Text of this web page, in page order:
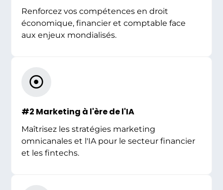
Renforcez vos compétences en droit
économique, financier et comptable face
aux enjeux mondialisés.
#2 Marketing à l'ère de l'IA
Maîtrisez les stratégies marketing
omnicanales et l'IA pour le secteur financier
et les fintechs.